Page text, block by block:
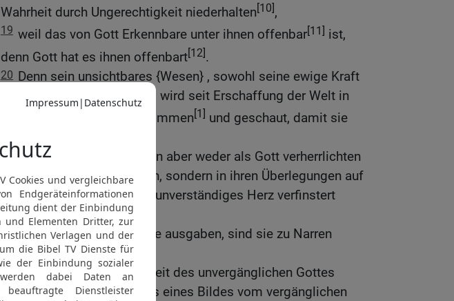
Wahrheit durch Ungerechtigkeit niederhalten[10],
19 weil das von Gott Erkennbare unter ihnen offenbar[11] ist,
denn Gott hat es ihnen offenbart[12].
20 Denn sein unsichtbares {Wesen} , sowohl seine ewige Kraft
als auch seine Göttlichkeit, wird seit Erschaffung der Welt in
dem Gemachten wahrgenommen[1] und geschaut, damit sie
21 weil sie Gott kannten, ihn aber weder als Gott verherrlichten
noch ihm Dank darbrachten, sondern in ihren Überlegungen auf
Nichtiges verfielen und ihr unverständiges Herz verfinstert
wurde.
22 Indem sie sich für Weise ausgaben, sind sie zu Narren
geworden
und haben die Herrlichkeit des unvergänglichen Gottes
verwandelt in das Gleichnis eines Bildes vom vergänglichen